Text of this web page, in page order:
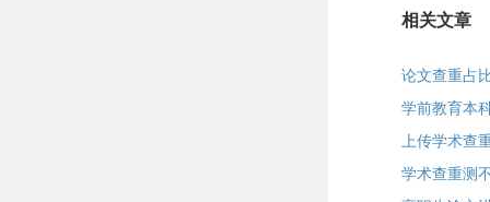
相关文章
论文查重占
学前教育本
上传学术查
学术查重测